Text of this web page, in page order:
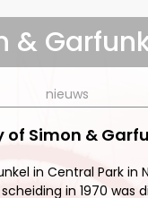
&
nieuws
of Simon &
in Central Park in
in 1970